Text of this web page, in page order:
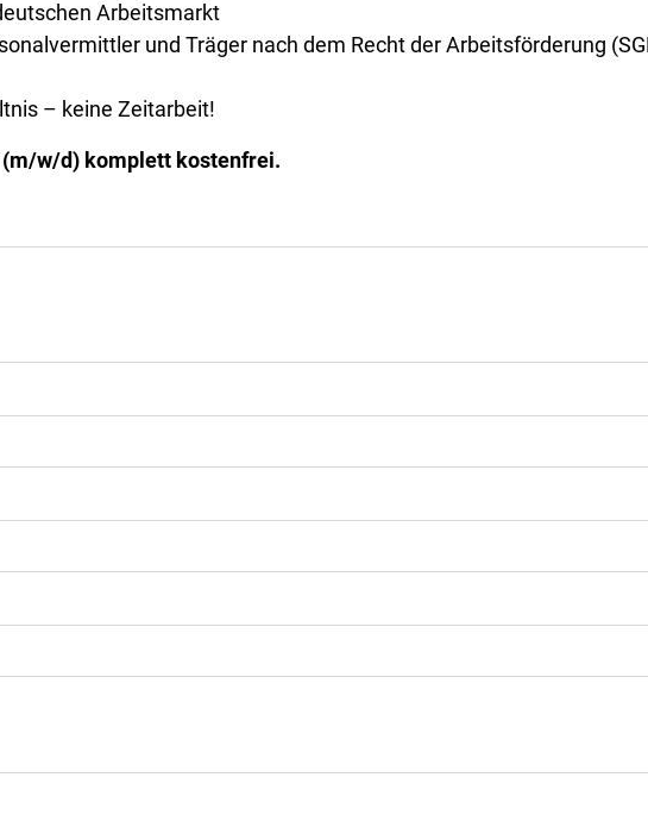
Arbeitsmarkt
und Träger nach dem Recht der Arbeitsförderung
– keine Zeitarbeit!
(m/w/d) komplett kostenfrei.